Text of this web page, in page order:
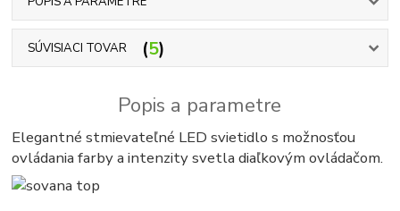
SÚVISIACI TOVAR 5
Popis a parametre
Elegantné stmievateľné LED svietidlo s možnosťou
ovládania farby a intenzity svetla diaľkovým ovládačom.